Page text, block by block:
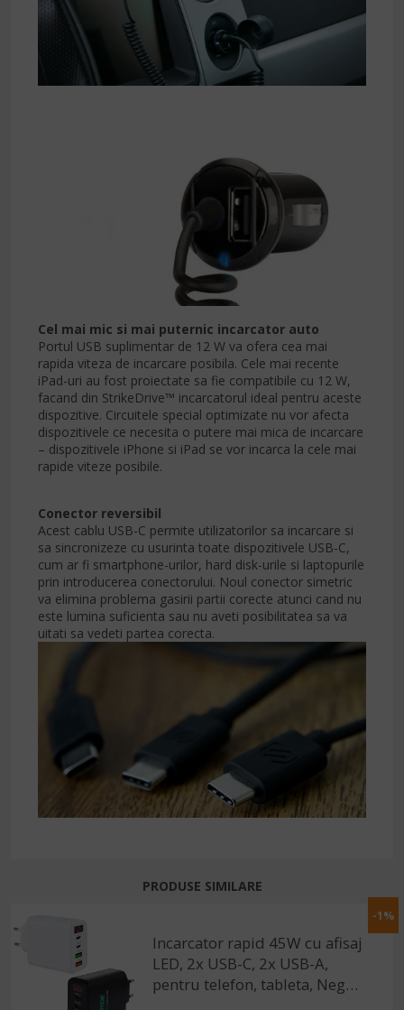
Cel mai mic si mai puternic incarcator auto
Portul USB suplimentar de 12 W va ofera cea mai
rapida viteza de incarcare posibila. Cele mai recente
iPad-uri au fost proiectate sa fie compatibile cu 12 W,
facand din StrikeDrive™ incarcatorul ideal pentru aceste
dispozitive. Circuitele special optimizate nu vor afecta
dispozitivele ce necesita o putere mai mica de incarcare
– dispozitivele iPhone si iPad se vor incarca la cele mai
rapide viteze posibile.
Conector reversibil
Acest cablu USB-C permite utilizatorilor sa incarcare si
sa sincronizeze cu usurinta toate dispozitivele USB-C,
cum ar fi smartphone-urilor, hard disk-urile si laptopurile
prin introducerea conectorului. Noul conector simetric
va elimina problema gasirii partii corecte atunci cand nu
este lumina suficienta sau nu aveti posibilitatea sa va
uitati sa vedeti partea corecta.
PRODUSE SIMILARE
-1%
Incarcator rapid 45W cu afisaj
LED, 2x USB-C, 2x USB-A,
pentru telefon, tableta, Negru